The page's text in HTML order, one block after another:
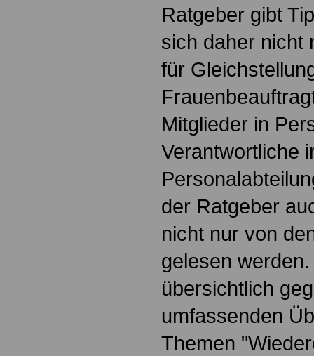
Ratgeber gibt
sich daher nicht
für
Mitglieder in
Verantwortliche
der Ratgeber
nicht nur von
gelesen
übersichtlich
umfassenden
Themen